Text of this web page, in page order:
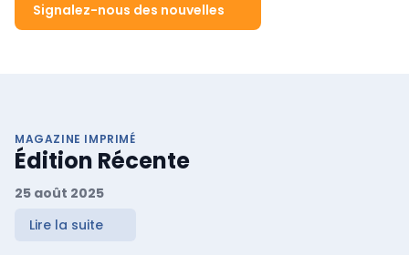
Signalez-nous des nouvelles
MAGAZINE IMPRIMÉ
Édition Récente
25 août 2025
Lire la suite